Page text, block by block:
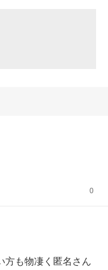
0
方も物凄く匿名さん